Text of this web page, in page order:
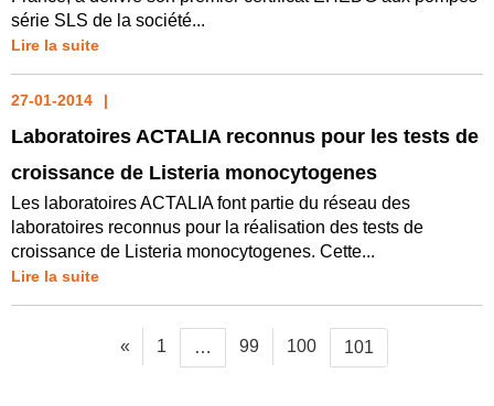
série SLS de la société...
Lire la suite
27-01-2014
Laboratoires ACTALIA reconnus pour les tests de
croissance de Listeria monocytogenes
Les laboratoires ACTALIA font partie du réseau des
laboratoires reconnus pour la réalisation des tests de
croissance de Listeria monocytogenes. Cette...
Lire la suite
« 1 … 99 100 101